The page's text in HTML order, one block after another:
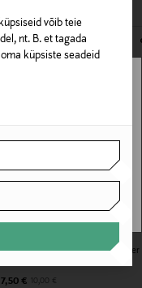
võib teie
nt. B. et tagada
küpsiste seadeid
Moisture Repair Conditioner
Discounted Price
7,50 € Original Price
10,00 €